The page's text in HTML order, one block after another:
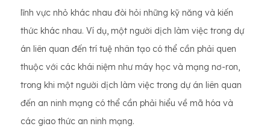
lĩnh vực nhỏ khác nhau đòi hỏi những kỹ năng và kiến ​​
thức khác nhau. Ví dụ, một người dịch làm việc trong dự
án liên quan đến trí tuệ nhân tạo có thể cần phải quen
thuộc với các khái niệm như máy học và mạng nơ-ron,
trong khi một người dịch làm việc trong dự án liên quan
đến an ninh mạng có thể cần phải hiểu về mã hóa và
các giao thức an ninh mạng.